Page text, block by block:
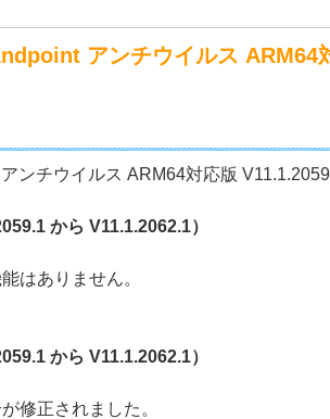
アンチウイルス
ンチウイルス ARM64対応版
から V11.1.2062.1）
はありません。
から V11.1.2062.1）
修正されました。